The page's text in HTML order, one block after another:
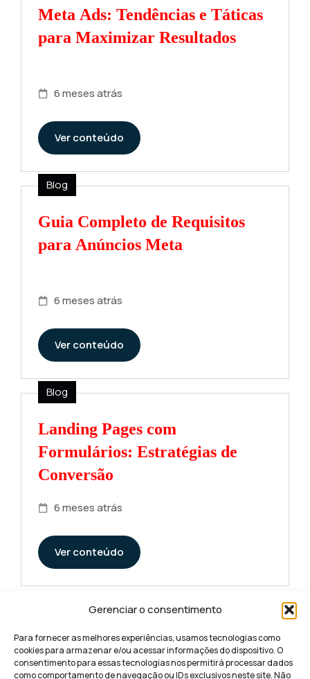
Gerenciar o consentimento
Para fornecer as melhores experiências, usamos tecnologias como
cookies para armazenar e/ou acessar informações do dispositivo. O
consentimento para essas tecnologias nos permitirá processar dados
como comportamento de navegação ou IDs exclusivos neste site. Não
Meta Ads: Tendências e Táticas
para Maximizar Resultados
6 meses atrás
Ver conteúdo
Blog
Guia Completo de Requisitos
para Anúncios Meta
6 meses atrás
Ver conteúdo
Blog
Landing Pages com
Formulários: Estratégias de
Conversão
6 meses atrás
Ver conteúdo